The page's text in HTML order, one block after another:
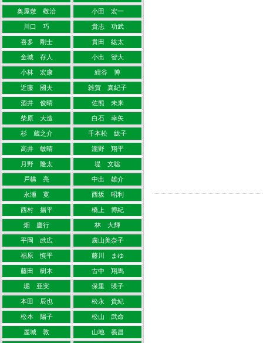
奥屋敷 敬治 小田 宏一
川口 巧 貴志 功武
喜多 剛士 貴田 紘太
金城 存人 小出 智大
小林 宏康 紺谷 博
近藤 國夫 雑賀 真紀子
酒井 俊晴 佐熊 未来
柴原 大造 白石 幸矢
杉 蔵之介 千本松 紘子
高井 敏晴 瀧野 翔平
月野 隆太 堤 文聡
戸構 亮 中出 雄介
永瀬 寛 西坂 昭利
西村 揚平 橋上 博紀
畑 慶行 林 大輝
平岡 武広 廣山美奈子
福原 慎平 藤川 まゆ
藤田 樹木 古中 翔馬
堀 亜実 保里 瑛子
本田 辰也 松永 貴紀
松本 陽子 松山 武命
屋城 敦 山地 義昌